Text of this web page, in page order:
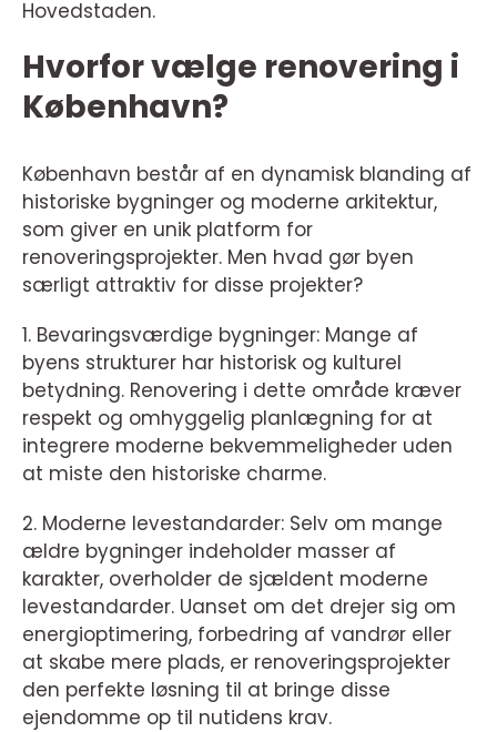
Hovedstaden.
Hvorfor vælge renovering i
København?
København består af en dynamisk blanding af
historiske bygninger og moderne arkitektur,
som giver en unik platform for
renoveringsprojekter. Men hvad gør byen
særligt attraktiv for disse projekter?
1. Bevaringsværdige bygninger: Mange af
byens strukturer har historisk og kulturel
betydning. Renovering i dette område kræver
respekt og omhyggelig planlægning for at
integrere moderne bekvemmeligheder uden
at miste den historiske charme.
2. Moderne levestandarder: Selv om mange
ældre bygninger indeholder masser af
karakter, overholder de sjældent moderne
levestandarder. Uanset om det drejer sig om
energioptimering, forbedring af vandrør eller
at skabe mere plads, er renoveringsprojekter
den perfekte løsning til at bringe disse
ejendomme op til nutidens krav.